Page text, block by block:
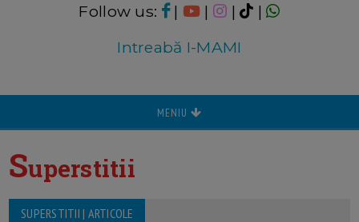
Follow us: | | |
|
Intreabă I-MAMI
MENIU
Superstitii
SUPERSTITII | ARTICOLE